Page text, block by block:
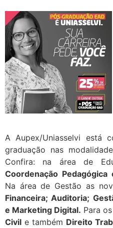
A Aupex/Uniasselvi está
graduação nas
Confira: na área de
Coordenação Pedagógica
Na área de Gestão as
Financeira; Auditoria;
e Marketing Digital. Para
Civil e também Direito